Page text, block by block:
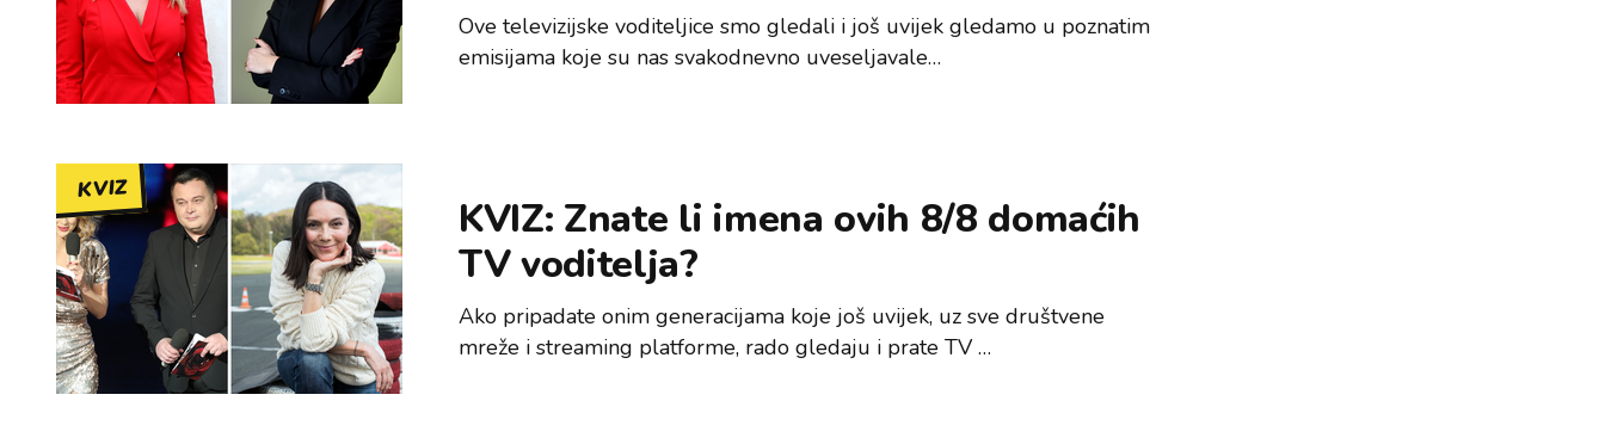
Ove televizijske voditeljice smo gledali i još uvijek gledamo u poznatim
emisijama koje su nas svakodnevno uveseljavale…
KVIZ
KVIZ: Znate li imena ovih 8/8 domaćih
TV voditelja?
Ako pripadate onim generacijama koje još uvijek, uz sve društvene
mreže i streaming platforme, rado gledaju i prate TV …